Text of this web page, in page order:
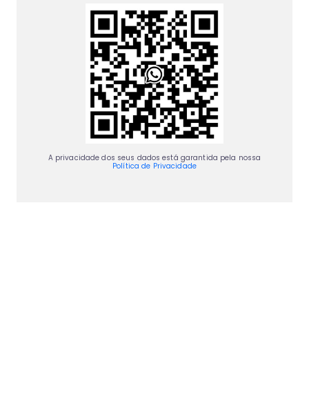
A privacidade dos seus dados está garantida pela nossa
Política de Privacidade